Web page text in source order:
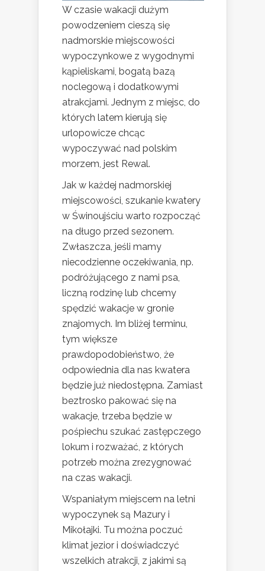
W czasie wakacji dużym
powodzeniem cieszą się
nadmorskie miejscowości
wypoczynkowe z wygodnymi
kąpieliskami, bogatą bazą
noclegową i dodatkowymi
atrakcjami. Jednym z miejsc, do
których latem kierują się
urlopowicze chcąc
wypoczywać nad polskim
morzem, jest Rewal.
Jak w każdej nadmorskiej
miejscowości, szukanie kwatery
w Świnoujściu warto rozpocząć
na długo przed sezonem.
Zwłaszcza, jeśli mamy
niecodzienne oczekiwania, np.
podróżującego z nami psa,
liczną rodzinę lub chcemy
spędzić wakacje w gronie
znajomych. Im bliżej terminu,
tym większe
prawdopodobieństwo, że
odpowiednia dla nas kwatera
będzie już niedostępna. Zamiast
beztrosko pakować się na
wakacje, trzeba będzie w
pośpiechu szukać zastępczego
lokum i rozważać, z których
potrzeb można zrezygnować
na czas wakacji.
Wspaniałym miejscem na letni
wypoczynek są Mazury i
Mikołajki. Tu można poczuć
klimat jezior i doświadczyć
wszelkich atrakcji, z jakimi są